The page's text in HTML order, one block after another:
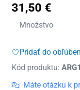
31,50 €
Množstvo
množstvo
gumové
Nissan
Juke
Pridať do
Kód produktu:
Máte otázku k